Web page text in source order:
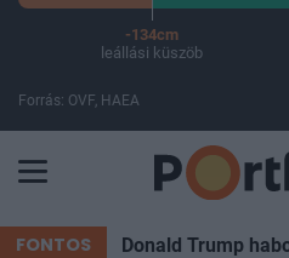
-134cm
leállási küszöb
Forrás: OVF, HAEA
FONTOS